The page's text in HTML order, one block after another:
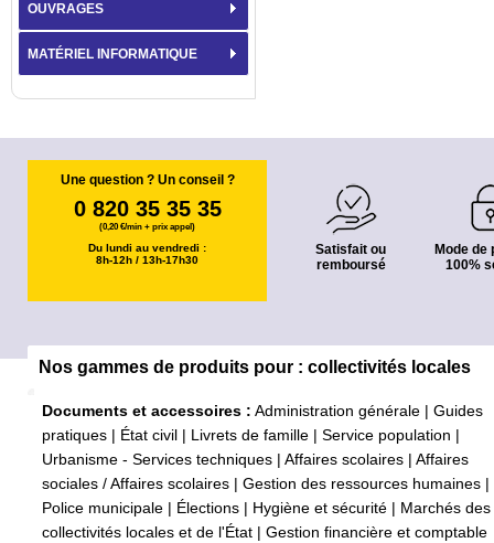
OUVRAGES
MATÉRIEL INFORMATIQUE
Une question ? Un conseil ?
0 820 35 35 35
(0,20 €/min + prix appel)
Du lundi au vendredi :
8h-12h / 13h-17h30
Satisfait ou
remboursé
Mode de
100%
Nos gammes de produits pour : collectivités locales
Documents et accessoires : Administration générale
Guides
pratiques
État civil Livrets de famille Service population
Urbanisme - Services techniques
Affaires scolaires
Affaires
sociales / Affaires scolaires
Gestion des ressources humaines
Police municipale
Élections Hygiène et sécurité
Marchés des
collectivités locales et de l'État
Gestion financière et comptable